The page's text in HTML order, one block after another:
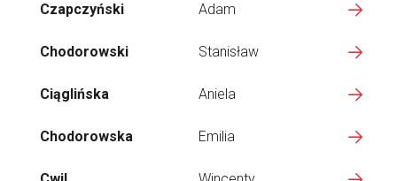
Czapczyński Adam
Chodorowski Stanisław
Ciąglińska Aniela
Chodorowska Emilia